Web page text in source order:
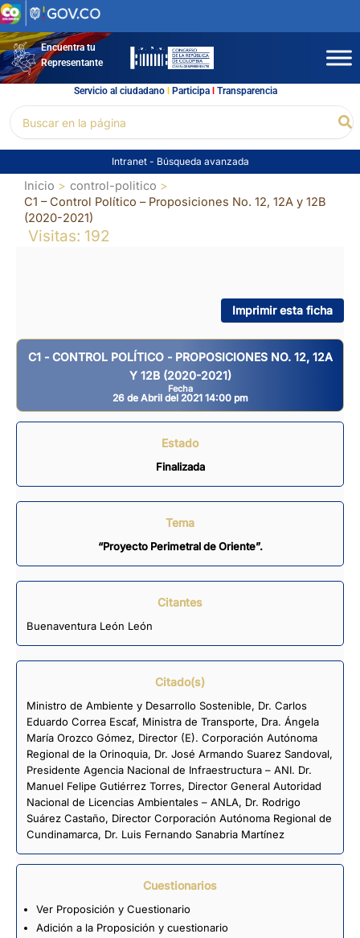
Ir
al
contenidoEncuentra tu
Representante
Servicio al ciudadano l Participal Transparencia
por:
Intranet - Búsqueda avanzada
Inicio
control-politico
C1 – Control Político – Proposiciones No. 12, 12A y 12B
(2020-2021)
Visitas: 192
Imprimir esta ficha
C1 - CONTROL POLÍTICO - PROPOSICIONES NO. 12, 12A
Y 12B (2020-2021)
Fecha
26 de Abril del 2021 14:00 pm
Estado
Finalizada
Tema
“Proyecto Perimetral de Oriente”.
Citantes
Buenaventura León León
Citado(s)
Ministro de Ambiente y Desarrollo Sostenible, Dr. Carlos
Eduardo Correa Escaf, Ministra de Transporte, Dra. Ángela
María Orozco Gómez, Director (E). Corporación Autónoma
Regional de la Orinoquia, Dr. José Armando Suarez Sandoval,
Presidente Agencia Nacional de Infraestructura – ANI. Dr.
Manuel Felipe Gutiérrez Torres, Director General Autoridad
Nacional de Licencias Ambientales – ANLA, Dr. Rodrigo
Suárez Castaño, Director Corporación Autónoma Regional de
Cundinamarca, Dr. Luis Fernando Sanabria Martínez
Cuestionarios
Ver Proposición y Cuestionario
Adición a la Proposición y cuestionario